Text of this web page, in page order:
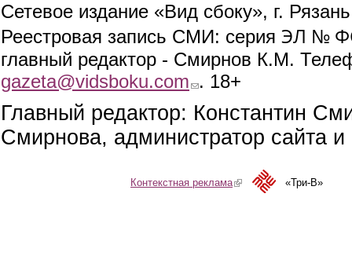
Сетевое издание «Вид сбоку», г.
Реестровая запись СМИ: серия ЭЛ №
главный редактор - Смирнов К.М.
gazeta@vidsboku.com (link sends e-mail)
. 18+
Главный редактор: Константин
Смирнова, администратор сайта
Контекстная реклама(link is external)«Три-В»